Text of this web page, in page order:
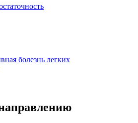
болезнь легких